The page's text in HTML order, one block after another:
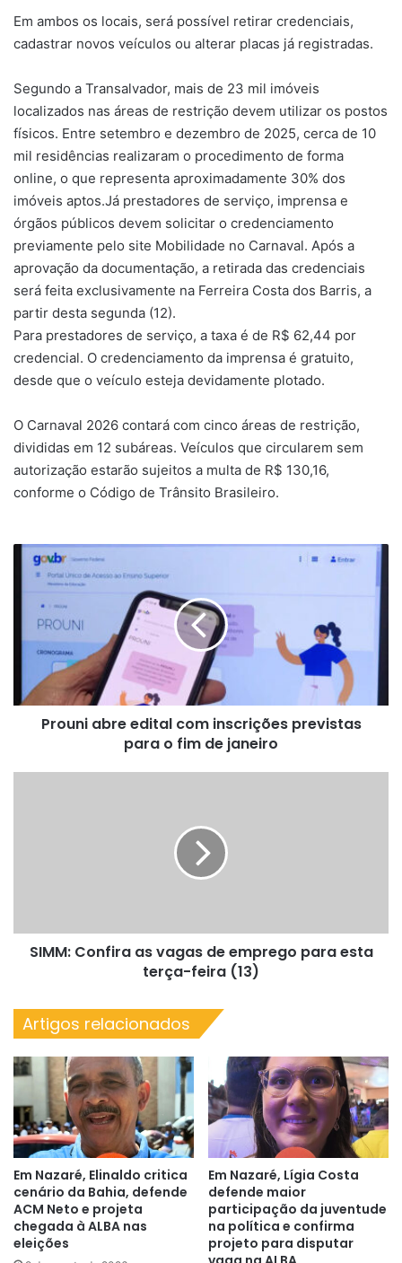
Em ambos os locais, será possível retirar credenciais,
cadastrar novos veículos ou alterar placas já registradas.
Segundo a Transalvador, mais de 23 mil imóveis
localizados nas áreas de restrição devem utilizar os postos
físicos. Entre setembro e dezembro de 2025, cerca de 10
mil residências realizaram o procedimento de forma
online, o que representa aproximadamente 30% dos
imóveis aptos.Já prestadores de serviço, imprensa e
órgãos públicos devem solicitar o credenciamento
previamente pelo site Mobilidade no Carnaval. Após a
aprovação da documentação, a retirada das credenciais
será feita exclusivamente na Ferreira Costa dos Barris, a
partir desta segunda (12).
Para prestadores de serviço, a taxa é de R$ 62,44 por
credencial. O credenciamento da imprensa é gratuito,
desde que o veículo esteja devidamente plotado.
O Carnaval 2026 contará com cinco áreas de restrição,
divididas em 12 subáreas. Veículos que circularem sem
autorização estarão sujeitos a multa de R$ 130,16,
conforme o Código de Trânsito Brasileiro.
Prouni
abre
inscrições
previstas
fim
Prouni abre edital com inscrições previstas
para o fim de janeiro
terça-
feiraSIMM: Confira as vagas de emprego para esta
terça-feira (13)
Artigos relacionados
Em Nazaré, Elinaldo critica
cenário da Bahia, defende
ACM Neto e projeta
chegada à ALBA nas
eleições
Em Nazaré, Lígia Costa
defende maior
participação da juventude
na política e confirma
projeto para disputar